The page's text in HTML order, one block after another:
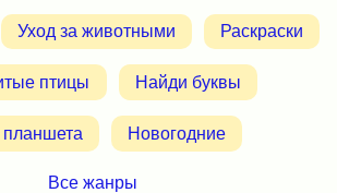
Уход за животными Раскраски
птицы Найди буквы
Новогодние
Все жанры